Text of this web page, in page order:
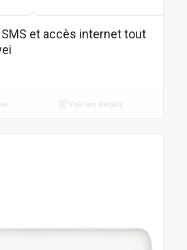
SMS et accès internet tout